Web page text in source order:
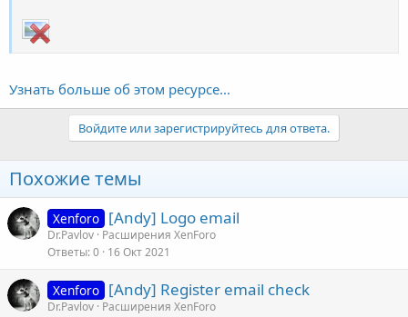
Узнать больше об этом ресурсе...
Войдите или зарегистрируйтесь для ответа.
Похожие темы
Xenforo [Andy] Logo email
Dr.Pavlov Расширения XenForo
Ответы 0 16 Окт 2021
Xenforo [Andy] Register email check
Dr.Pavlov Расширения XenForo